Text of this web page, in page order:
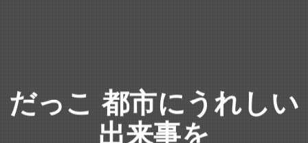
だっこ 都市にうれしい
出来事を